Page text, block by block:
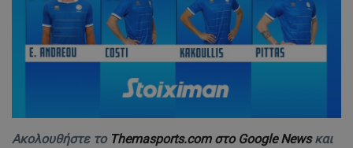
Ακολουθήστε το Themasports.com στο Google Newsκαι